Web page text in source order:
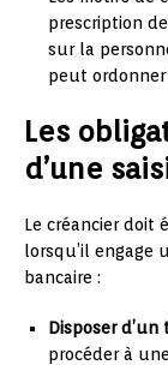
prescription
sur la
peut
Les
d’une
Le créancier doit
lorsqu’il engage
bancaire :
Disposer
procéder à